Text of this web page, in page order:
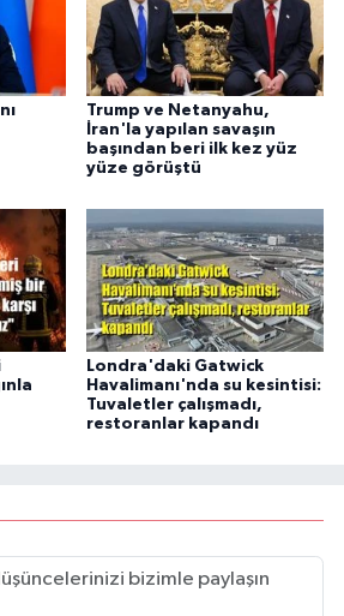
Trump ve Netanyahu,
İran'la yapılan savaşın
başından beri ilk kez yüz
yüze görüştü
Londra'daki Gatwick
Havalimanı'nda su kesintisi:
Tuvaletler çalışmadı,
restoranlar kapandı